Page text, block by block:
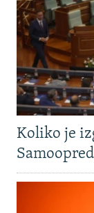
Koliko je